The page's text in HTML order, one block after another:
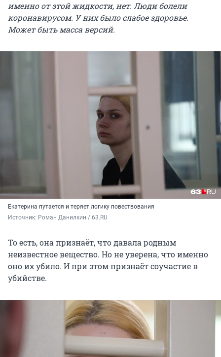
именно от этой жидкости, нет. Люди болели
коронавирусом. У них было слабое здоровье.
Может быть масса версий.
Екатерина путается и теряет логику повествования
Источник: Роман Данилкин / 63.RU
То есть, она признаёт, что давала родным
неизвестное вещество. Но не уверена, что именно
оно их убило. И при этом признаёт соучастие в
убийстве.